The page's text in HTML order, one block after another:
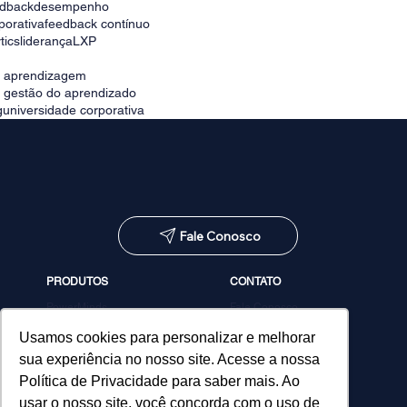
Usamos cookies para personalizar e melhorar
sua experiência no nosso site. Acesse a nossa
Política de Privacidade para saber mais. Ao
usar o nosso site, você concorda com o uso de
desempenho
feedback contínuo
liderançaLXP
do aprendizado
universidade corporativa
Fale Conosco
PRODUTOS
PowerMinds
Estúdio de Conteúdos
MicroPower Classes
Consultoria
CONTATO
Fale Conosco